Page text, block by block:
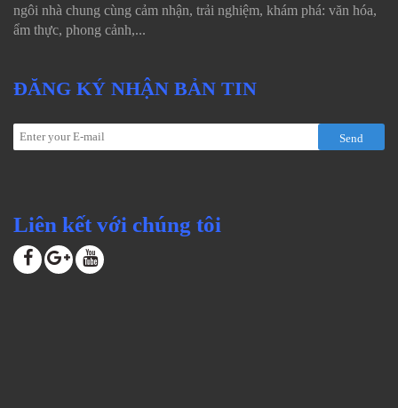
ngôi nhà chung cùng cảm nhận, trải nghiệm, khám phá: văn hóa,
ẩm thực, phong cảnh,...
ĐĂNG KÝ NHẬN BẢN TIN
Send
Liên kết với chúng tôi